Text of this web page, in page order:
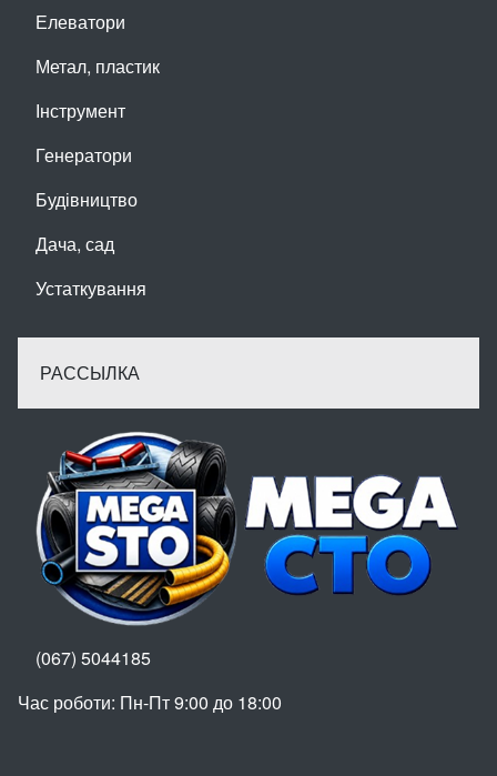
Елеватори
Метал, пластик
Інструмент
Генератори
Будівництво
Дача, сад
Устаткування
РАССЫЛКА
(067) 5044185
Час роботи: Пн-Пт 9:00 до 18:00